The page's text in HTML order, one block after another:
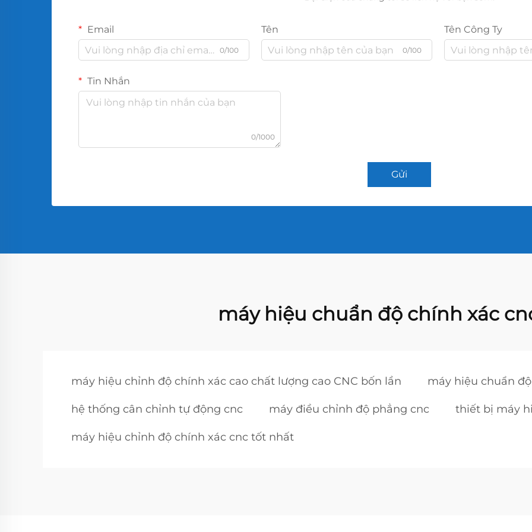
Email
0/100
Tên
0/100
Tên Công Ty
Tin Nhắn
0/1000
Gửi
máy hiệu chuẩn độ chính xác
máy hiệu chỉnh độ chính xác cao chất lượng cao CNC bốn lần máy hiệu chuẩn
hệ thống cân chỉnh tự động cnc máy điều chỉnh độ phẳng cnc thiết bị máy
máy hiệu chỉnh độ chính xác cnc tốt nhất